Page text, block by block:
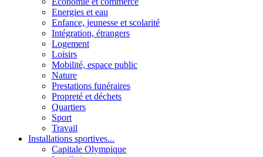
Energies et eau
Enfance, jeunesse et scolarité
Intégration, étrangers
Logement
Loisirs
Mobilité, espace public
Nature
Prestations funéraires
Propreté et déchets
Quartiers
Sport
Travail
Installations sportives...
Capitale Olympique